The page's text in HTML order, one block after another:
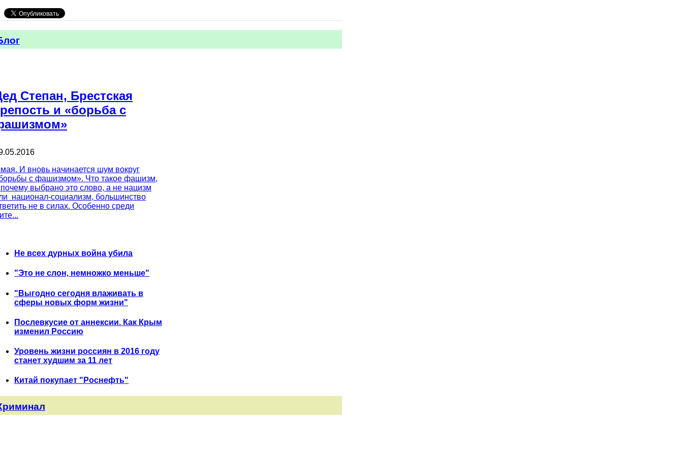
Степан, Брестская
и «борьба с
И вновь начинается шум вокруг
с фашизмом». Что такое фашизм,
выбрано это слово, а не нацизм
национал-социализм, большинство
не в силах. Особенно среди
Не всех дурных война убила
"Это не слон, немножко меньше"
"Выгодно сегодня влаживать в
сферы новых форм жизни"
Послевкусие от аннексии. Как Крым
изменил Россию
Уровень жизни россиян в 2016 году
станет худшим за 11 лет
Китай покупает "Роснефть"